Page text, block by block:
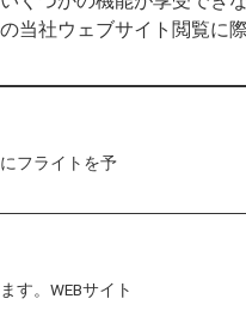
お食事（CHML）は2
当社ウェブサイト閲覧に
フライトを予
す。WEBサイト